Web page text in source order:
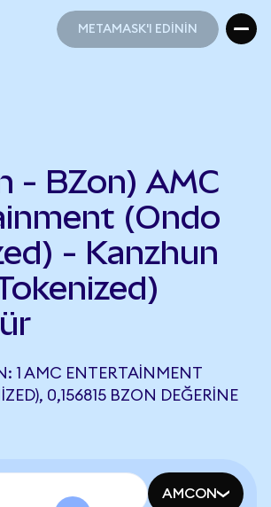
METAMASK'I EDİNİN
- BZon) AMC
(Ondo
- Kanzhun
1 AMC ENTERTAINMENT
0,156815 BZON DEĞERINE
AMCON